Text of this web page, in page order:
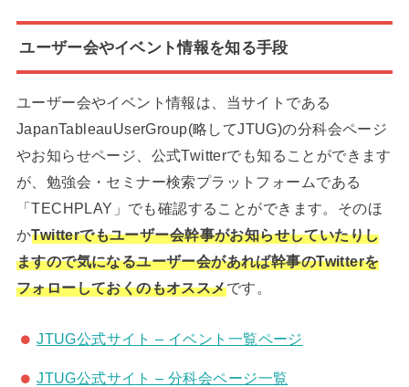
ユーザー会やイベント情報を知る手段
ユーザー会やイベント情報は、当サイトである
JapanTableauUserGroup(略してJTUG)の分科会ページ
やお知らせページ、公式Twitterでも知ることができます
が、勉強会・セミナー検索プラットフォームである
「TECHPLAY」でも確認することができます。そのほ
かTwitterでもユーザー会幹事がお知らせしていたりし
ますので気になるユーザー会があれば幹事のTwitterを
フォローしておくのもオススメです。
JTUG公式サイト – イベント一覧ページ
JTUG公式サイト – 分科会ページ一覧